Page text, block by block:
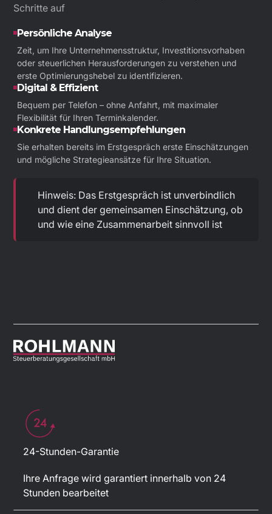
Schritte auf
Persönliche Analyse
Zeit, um Ihre Unternehmensstruktur, Investitionsvorhaben
oder steuerlichen Herausforderungen zu verstehen und
erste Optimierungshebel zu identifizieren.
Digital & Effizient
Bequem per Telefon – ohne Anfahrt, mit maximaler
Flexibilität für Ihren Terminkalender.
Konkrete Handlungsempfehlungen
Sie erhalten bereits im Erstgespräch erste Einschätzungen
und mögliche Strategieansätze für Ihre Situation.
Hinweis: Das Erstgespräch ist unverbindlich
und dient der gemeinsamen Einschätzung, ob
und wie eine Zusammenarbeit sinnvoll ist
24-Stunden-Garantie
Ihre Anfrage wird garantiert innerhalb von 24
Stunden bearbeitet